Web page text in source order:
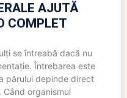
AJUTĂ
COMPLET
se întreabă dacă nu
Întrebarea este
părului depinde direct
Când organismul